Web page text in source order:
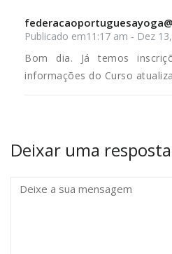
Publicado em11:17 am - Dez
Bom dia. Já temos
informações do Curso
Deixar uma resposta